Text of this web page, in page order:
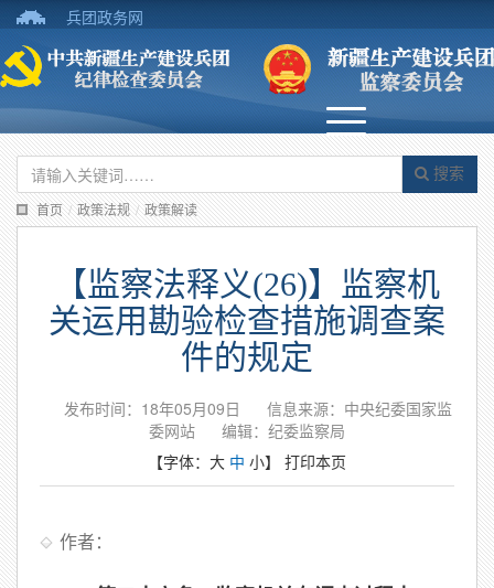
兵团政务网
搜索
首页 / 政策法规 / 政策解读
【监察法释义(26)】监察机
关运用勘验检查措施调查案
件的规定
发布时间：18年05月09日
信息来源：中央纪委国家监
委网站
编辑：纪委监察局
【字体： 大 中 小】 打印本页
作者：